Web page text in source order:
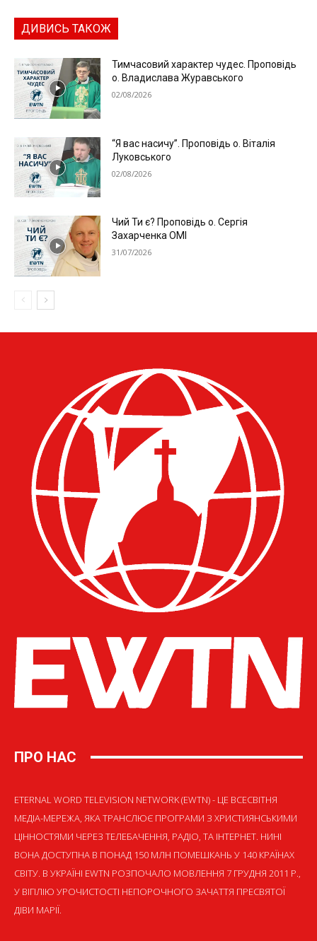
ПРО НАС
ETERNAL WORD TELEVISION NETWORK (EWTN) - ЦЕ ВСЕСВІТНЯ
МЕДІА-МЕРЕЖА, ЯКА ТРАНСЛЮЄ ПРОГРАМИ З ХРИСТИЯНСЬКИМИ
ЦІННОСТЯМИ ЧЕРЕЗ ТЕЛЕБАЧЕННЯ, РАДІО, ТА ІНТЕРНЕТ. НИНІ
ВОНА ДОСТУПНА В ПОНАД 150 МЛН ПОМЕШКАНЬ У 140 КРАЇНАХ
СВІТУ. В УКРАЇНІ EWTN РОЗПОЧАЛО МОВЛЕННЯ 7 ГРУДНЯ 2011 Р.,
У ВІГІЛІЮ УРОЧИСТОСТІ НЕПОРОЧНОГО ЗАЧАТТЯ ПРЕСВЯТОЇ
ДІВИ МАРІЇ.